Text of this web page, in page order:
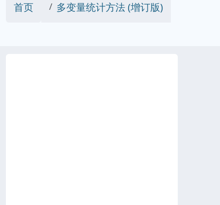
首页 多变量统计方法 (增订版)